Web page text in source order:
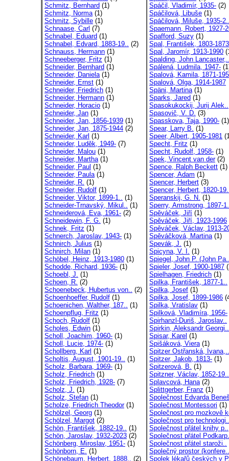
Schmitz, Bernhard (1)
Schmitz, Norma(1)
Schmitz, Sybille (1)
Schnaase, Carl (7)
Schnabel, Eduard (1)
Schnabel, Edvard, 1883-19.. (2)
Schnauss, Hermann (1)
Schneeberger, Fritz (1)
Schneider, Bernhard (1)
Schneider, Daniela(1)
Schneider, Ernst (1)
Schneider, Friedrich (1)
Schneider, Hermann (1)
Schneider, Horacio (1)
Schneider, Jan (1)
Schneider, Jan, 1856-1939 (1)
Schneider, Jan, 1875-1944 (2)
Schneider, Karl (1)
Schneider, Luděk, 1949- (7)
Schneider, Malou (1)
Schneider, Martha(1)
Schneider, Paul (1)
Schneider, Paula(1)
Schneider, R. (1)
Schneider, Rudolf (1)
Schneider, Viktor, 1899-1.. (1)
Schneider-Trnavský, Mikul.. (1)
Schneiderová, Eva, 1961- (2)
Schneidewin, F. G. (1)
Schnek, Fritz (1)
Schnerch, Jaroslav, 1943- (1)
Schnirch, Julius (1)
Schnirch, Milan (1)
Schöbel, Heinz, 1913-1980 (1)
Schodde, Richard, 1936- (1)
Schoebl, J. (1)
Schoen, R. (2)
Schoenebeck, Hubertus von.. (2)
Schoenhoeffer, Rudolf (1)
Schoenichen, Walther, 187.. (1)
Schoenpflug, Fritz (1)
Schoch, Rudolf (1)
Scholes, Edwin (1)
Scholl, Joachim, 1960- (1)
Scholl, Lucie, 1974- (1)
Schollberg, Karl (1)
Scholtis, August, 1901-19.. (1)
Scholz, Barbara, 1969- (1)
Scholz, Friedrich (1)
Scholz, Friedrich, 1928- (7)
Scholz, J. (1)
Scholz, Stefan (1)
Scholze, Friedrich Theodor(1)
Schölzel, Georg (1)
Schölzel, Margot (2)
Schön, František, 1882-19.. (1)
Schön, Jaroslav, 1932-2023 (2)
Schönberg, Miroslav, 1951- (1)
Schönborn, E. (1)
Schönebaum, Herbert, 1888.. (2)
Spáčil, Vladimír, 1935- (2)
Spáčilová, Libuše (1)
Spáčilová, Miluše, 1935-
Spaemann, Robert, 1927-
Spafford, Suzy (1)
Spal, František, 1803-1873
Spal, Jaromír, 1913-1990
Spalding, John
Spálená, Ludmila, 1947-
Spalová, Kamila, 1871-
Spalová, Olga, 1914-1987
Späni, Martina(1)
Sparks, Jared (1)
Spasokukockij, Jurij Alek..
Spasovič, V. D. (3)
Spasskova, Taja, 1990- (1)
Spear, Larry B. (1)
Speer, Albert, 1905-1981
Specht, Fritz (1)
Specht, Rudolf, 1958- (1)
Spek, Vincent van der(2)
Spence, Ralph Beckett (1)
Spencer, Adam (1)
Spencer, Herbert (3)
Spencer, Herbert, 1820-
Speranskij, G. N. (1)
Sperry, Armstrong, 1897-
Spěváček, Jiří (1)
Spěváček, Jiří, 1923-1996
Spěváček, Václav, 1913-
Spěváčková, Martina(1)
Spevák, J. (1)
Spicyna, V. I. (1)
Spiegel, John P. (John
Spieler, Josef, 1900-1987
Spielhagen, Friedrich (1)
Spilka, František, 1877-1..
Spilka, Josef (1)
Spilka, Josef, 1899-1986
Spilka, Vratislav (1)
Spilková, Vladimíra, 1956-
Spirhanzl-Duriš, Jaroslav..
Spirkin, Aleksandr Georgi..
Spisar, Karel (1)
Spišáková, Viera(1)
Spitzer Ostřanská, Ivana,..
Spitzer, Jakob, 1813- (1)
Spitzerová, B. (1)
Spitzner, Václav, 1852-19..
Splavcová, Hana(2)
Splittgerber, Franz (1)
Společnost Edvarda
Společnost Montessori (1)
Společnost pro mozkově
Společnost pro
Společnost přátel knihy p..
Společnost přátel
Společnost přátel staroži..
Společný prostor (konfere..
Spolek lékařů českých v